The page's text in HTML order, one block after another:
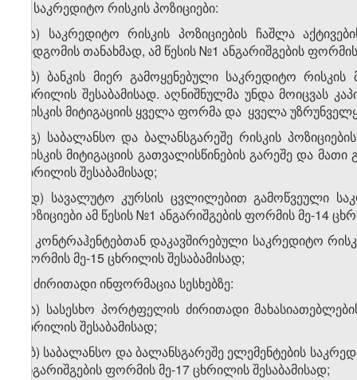
ე) საკრედიტო რისკის პოზიციები:
ე.ა) საკრედიტო რისკის პოზიციების ჩაშლა
მიდგომის თანახმად, ამ წესის №1 ანგარიშგების
ე.ბ) ბანკის მიერ გამოყენებული საკრედიტო
ცხრილის შესაბამისად. აღნიშნულმა უნდა მოიცვას
რისკის მიტიგაციის ყველა ფორმა და ყველა
ე.გ) საბალანსო და ბალანსგარეშე რისკის
რისკის მიტიგაციის გათვალისწინების გარეშე და
ცხრილის შესაბამისად;
ე.დ) სავალუტო კურსის ცვლილებით გამოწვეული
პოზიციები ამ წესის №1 ანგარიშგების ფორმის მე-14
ვ) კონტრაჰენტებთან დაკავშირებული საკრედიტო
ფორმის მე-15 ცხრილის შესაბამისად;
ზ) ძირითადი ინფორმაცია სესხებზე:
ზ.ა) სასესხო პორტფელის ძირითადი
ცხრილის შესაბამისად;
ზ.ბ) საბალანსო და ბალანსგარეშე ელემენტების
ანგარიშგების ფორმის მე-17 ცხრილის შესაბამისად;